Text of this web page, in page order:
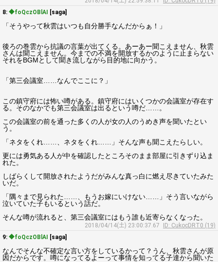
8: ◆foQczOBlAI [saga]
「そうやって秋雲はいつも自分勝手なんだからぁ！」
後ろの巻雲から抗議の言葉が出てくる。あーあー聞こえません、秋雲
さんは聞こえません。今までの不満を開放するかのように止まらない
それをBGMとして聞き流しながら目的地に向かう。
「第三会議室……なんでここに？」
この鎮守府には怖い噂がある。鎮守府にはいくつかの会議室が存在す
る。そのなかでも第三会議室は出るという噂だ……。
この会議室の前を通った多くの人が女の人のうめき声を聞いたとい
う。
「ネタをくれ……、ネタをくれ……」そんな声も聞こえたらしい。
更には勇気ある人が中を確認したところそのまま部屋に引きずり込ま
れた。
しばらくして開放されたようだがみんな真っ白に燃え尽きていたみた
いだ。
「隅々まで見られた……、もうお嫁にいけない……」そう言いながら
泣いていた子もいるという話だ。
そんな噂が流れると、第三会議室にはもう誰も近寄らなくなった。
2018/04/14(土) 23:00:37.67
ID: CukocDRT0 (19)
9: ◆foQczOBlAI [saga]
なんでそんな不確定な言い方をしているかって？うん、秋雲さんが原
因だからです。噂になってるよーって事情を知ってる子達から聞いた